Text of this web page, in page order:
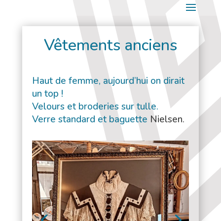
Vêtements anciens
Haut de femme, aujourd’hui on dirait
un top !
Velours et broderies sur tulle.
Verre standard et baguette Nielsen.